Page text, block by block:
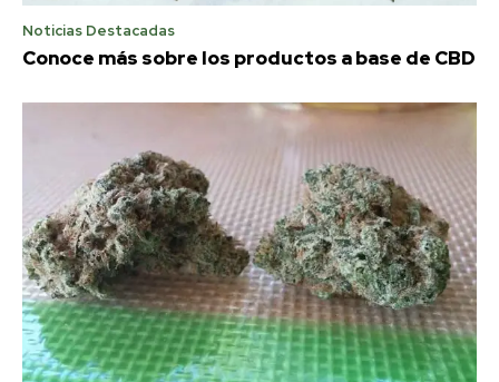
Noticias Destacadas
Conoce más sobre los productos a base de CBD